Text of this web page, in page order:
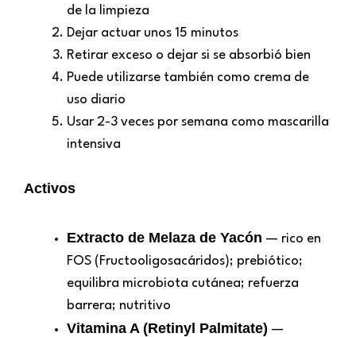
de la limpieza
Dejar actuar unos 15 minutos
Retirar exceso o dejar si se absorbió bien
Puede utilizarse también como crema de
uso diario
Usar 2-3 veces por semana como mascarilla
intensiva
Activos
Extracto de Melaza de Yacón — rico en
FOS (Fructooligosacáridos); prebiótico;
equilibra microbiota cutánea; refuerza
barrera; nutritivo
Vitamina A (Retinyl Palmitate) —